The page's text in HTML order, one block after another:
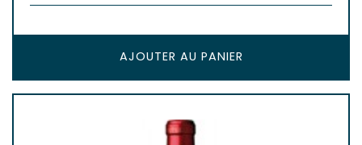
AJOUTER AU PANIER